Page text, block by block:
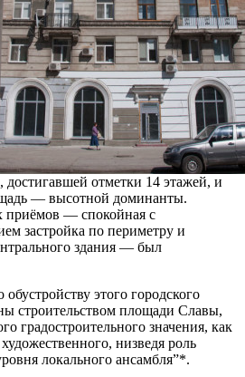
отметки 14 этажей, и
— высотной доминанты.
приёмов — спокойная с
застройка по периметру и
здания — был
этого городского
строительством площади Славы,
градостроительного значения, как
низведя роль
локального ансамбля”*.